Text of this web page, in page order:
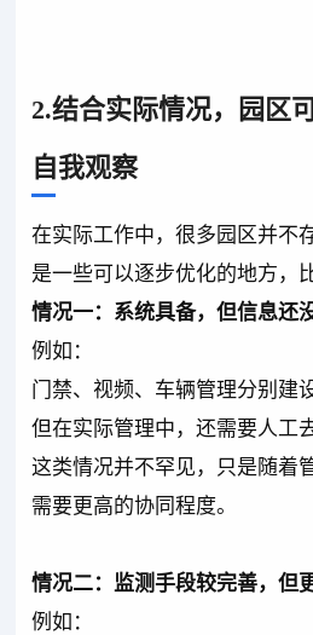
2.结合实际情况，园区
自我观察
在实际工作中，很多园区并不
是一些可以逐步优化的地方，
情况一：系统具备，但信息还
例如：
门禁、视频、车辆管理分别建
但在实际管理中，还需要人工
这类情况并不罕见，只是随着
需要更高的协同程度。
情况二：监测手段较完善，但
例如：